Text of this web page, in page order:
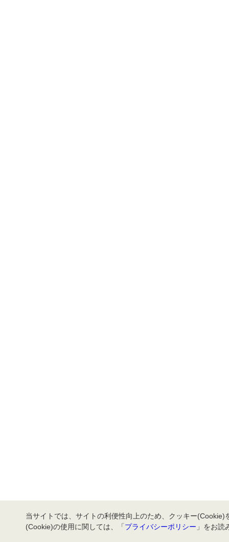
当サイトでは、サイトの利便性向上のため、クッキー
(Cookie)の使用に関しては、「プライバシーポリシー 」をお読